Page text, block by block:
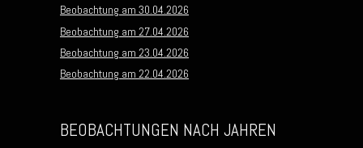
Beobachtung am 30.04.2026
Beobachtung am 27.04.2026
Beobachtung am 23.04.2026
Beobachtung am 22.04.2026
BEOBACHTUNGEN NACH JAHREN